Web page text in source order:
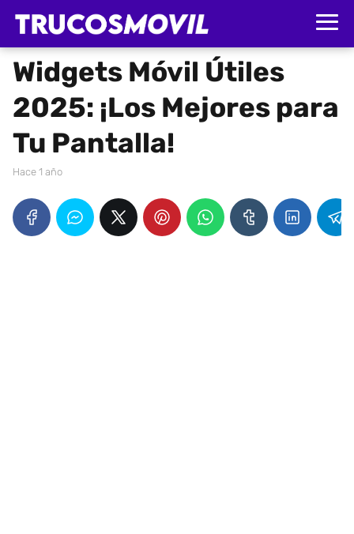
Widgets Móvil Útiles
2025: ¡Los Mejores para
Tu Pantalla!
hace 1 año